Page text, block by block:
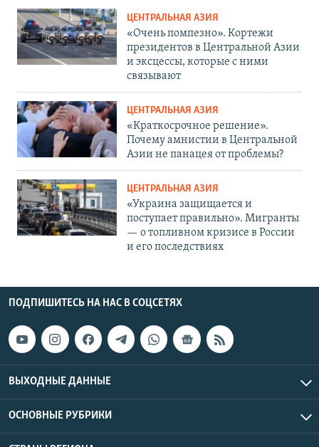
ЦЕНТРАЛЬНАЯ АЗИЯ
«Очень помпезно». Кортежи
президентов в Центральной Азии
и эксцессы, которые с ними
связывают
ЦЕНТРАЛЬНАЯ АЗИЯ
«Краткосрочное решение».
Почему амнистии в Центральной
Азии не панацея от проблемы?
ЦЕНТРАЛЬНАЯ АЗИЯ
«Украина защищается и
поступает правильно». Мигранты
— о топливном кризисе в России
и его последствиях
ПОДПИШИТЕСЬ НА НАС В СОЦСЕТЯХ
ВЫХОДНЫЕ ДАННЫЕ
ОСНОВНЫЕ РУБРИКИ